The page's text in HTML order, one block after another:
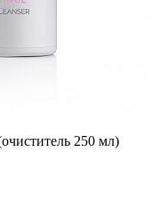
250 мл)